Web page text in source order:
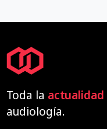
Toda la actualidad
audiología.